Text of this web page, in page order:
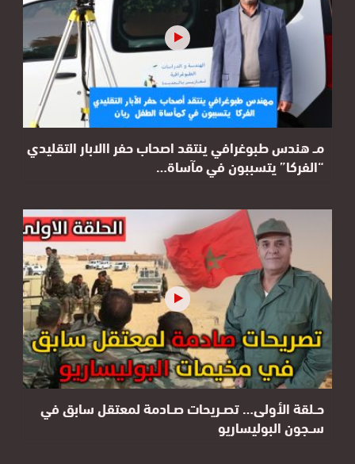
مــ هندس طبوغرافي ينتقد اصحاب حفر االابار التقليدي
“الفركا” يتسببون في مآساة…
حــلقة الأولى… تصــريحات صــادمة لمعتقل سابق في
ســجون البوليساريو